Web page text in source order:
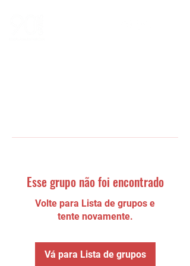
Esse grupo não foi encontrado
Volte para Lista de grupos e
tente novamente.
Vá para Lista de grupos